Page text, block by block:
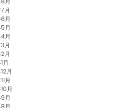
月
月
月
月
月
月
月
月
月
月
月
月